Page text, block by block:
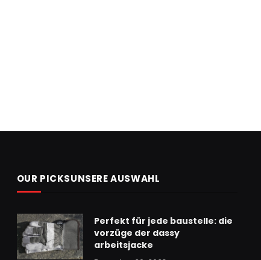
OUR PICKSUNSERE AUSWAHL
Perfekt für jede baustelle: die
vorzüge der dassy
arbeitsjacke